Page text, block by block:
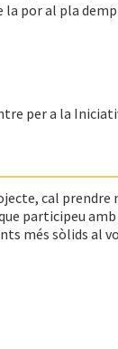
por al pla
per a la
cal prendre
participeu
més sòlids al